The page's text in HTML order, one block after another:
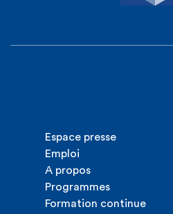
Espace presse
Emploi
A propos
Programmes
Formation continue